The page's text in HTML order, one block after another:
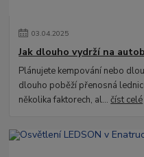
03.04.2025
Jak dlouho vydrží na
Plánujete kempování nebo
dlouho poběží přenosná
několika faktorech, al...číst celé